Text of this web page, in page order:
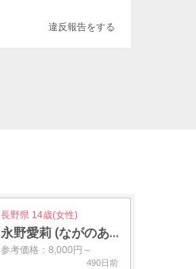
違反報告をする
長野県 14歳(女性)
永野愛莉 (ながのあ…
参考価格：8,000円～
490日前